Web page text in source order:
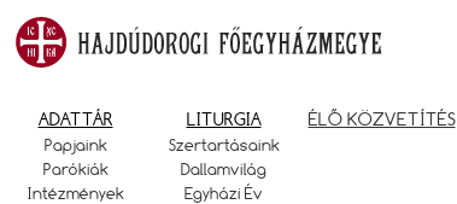
ADATTÁR
Papjaink
Parókiák
Intézmények
LITURGIA
Szertartásaink
Dallamvilág
Egyházi Év
ÉLŐ KÖZVETÍTÉS